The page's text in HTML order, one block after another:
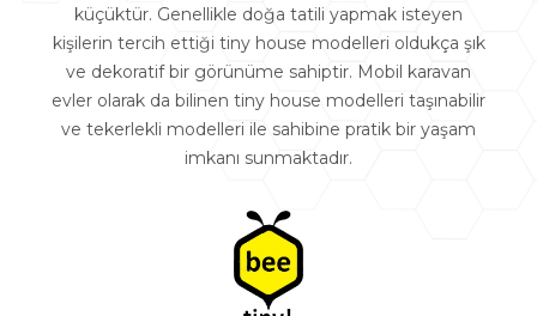
küçüktür. Genellikle doğa tatili yapmak isteyen
kişilerin tercih ettiği tiny house modelleri oldukça şık
ve dekoratif bir görünüme sahiptir. Mobil karavan
evler olarak da bilinen tiny house modelleri taşınabilir
ve tekerlekli modelleri ile sahibine pratik bir yaşam
imkanı sunmaktadır.